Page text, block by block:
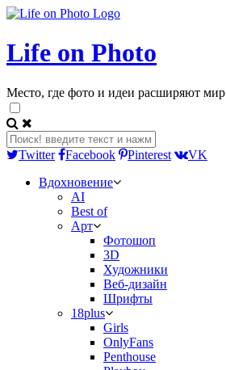
Life on Photo
Место, где фото и идеи расширяют мир
Twitter Facebook Pinterest
VK
Вдохновение
AI
Best of
Арт
Фотошоп
3D
Художники
Веб-дизайн
Шрифты
18plus
Girls
OnlyFans
Penthouse